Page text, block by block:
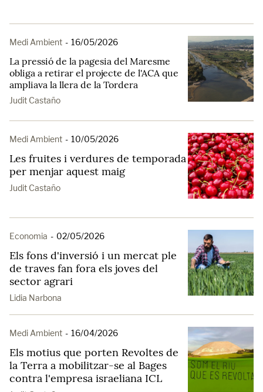
Medi Ambient - 16/05/2026
La pressió de la pagesia del Maresme
obliga a retirar el projecte de l'ACA que
ampliava la llera de la Tordera
Judit Castaño
Medi Ambient - 10/05/2026
Les fruites i verdures de temporada
per menjar aquest maig
Judit Castaño
Economia - 02/05/2026
Els fons d'inversió i un mercat ple
de traves fan fora els joves del
sector agrari
Lidia Narbona
Medi Ambient - 16/04/2026
Els motius que porten Revoltes de
la Terra a mobilitzar-se al Bages
contra l'empresa israeliana ICL